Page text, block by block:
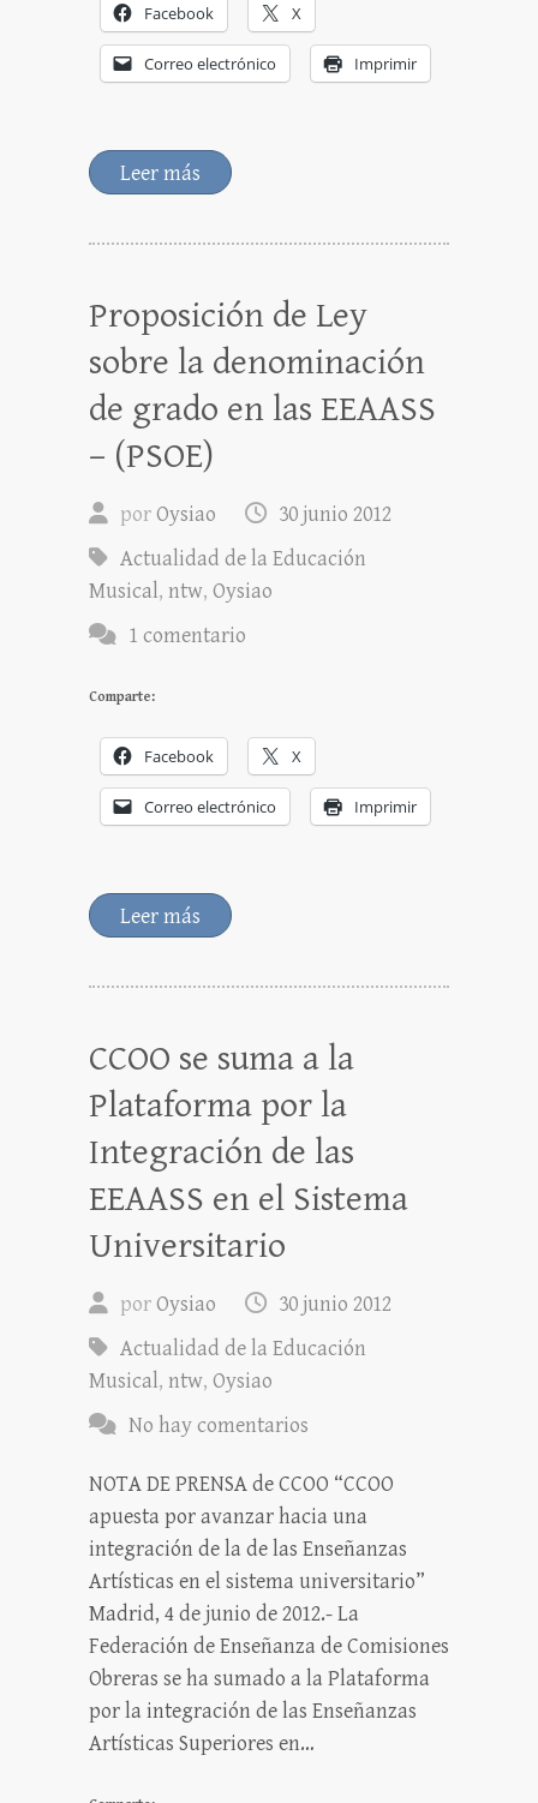
Facebook X
Correo electrónico Imprimir
Leer más
Proposición de Ley
sobre la denominación
de grado en las EEAASS
– (PSOE)
porOysiao
30 junio 2012
Actualidad de la Educación
Musical, ntw, Oysiao
1 comentario
Comparte:
Facebook X
Correo electrónico Imprimir
Leer más
CCOO se suma a la
Plataforma por la
Integración de las
EEAASS en el Sistema
Universitario
porOysiao
30 junio 2012
Actualidad de la Educación
Musical, ntw, Oysiao
No hay comentarios
NOTA DE PRENSA de CCOO “CCOO
apuesta por avanzar hacia una
integración de la de las Enseñanzas
Artísticas en el sistema universitario”
Madrid, 4 de junio de 2012.- La
Federación de Enseñanza de Comisiones
Obreras se ha sumado a la Plataforma
por la integración de las Enseñanzas
Artísticas Superiores en…